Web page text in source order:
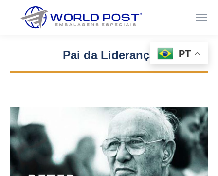
Pai da Liderança
Você está aqui:
PT